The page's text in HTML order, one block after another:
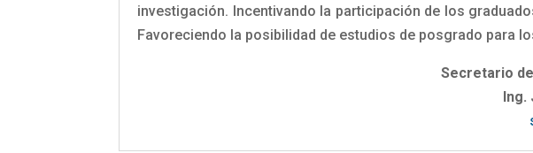
investigación. Incentivando la participación de los
Favoreciendo la posibilidad de estudios de posgrado para
Secretario
Ing.